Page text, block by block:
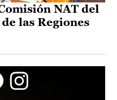
NAT del
las Regiones